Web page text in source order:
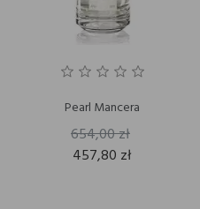
Pearl Mancera
654,00 zł
457,80 zł